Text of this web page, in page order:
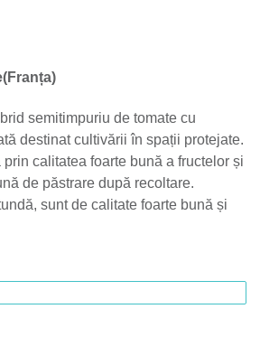
semitimpuriu de tomate cu
destinat cultivării în spații protejate.
calitatea foarte bună a fructelor și
de păstrare după recoltare.
sunt de calitate foarte bună și